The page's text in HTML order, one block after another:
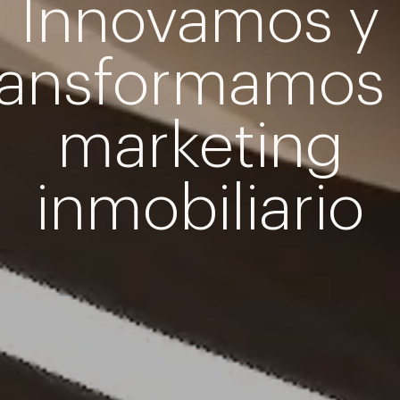
Innovamos y
marketing
inmobiliario